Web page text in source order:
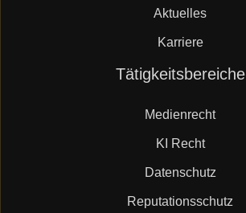
Aktuelles
Karriere
Tätigkeitsbereiche
Medienrecht
KI Recht
Datenschutz
Reputationsschutz